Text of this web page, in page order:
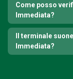
Come posso
Immediata?
Il terminale
Immediata?